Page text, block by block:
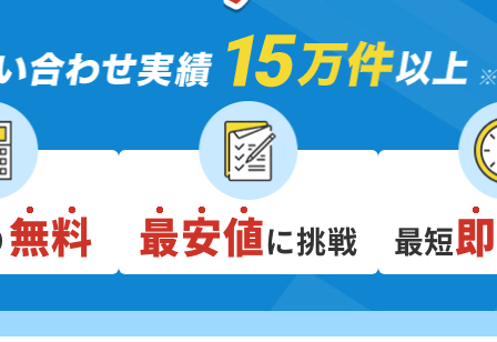
無料 最安値に挑戦 最短